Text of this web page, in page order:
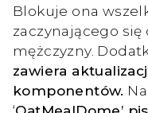
Blokuje ona
zaczynającego się
mężczyzny.
zawiera
komponentów.